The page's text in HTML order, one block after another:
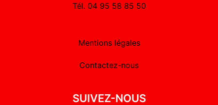
Tél. 04 95 58 85 50
Mentions légales
Contactez-nous
SUIVEZ-NOUS